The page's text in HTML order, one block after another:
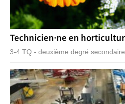
Technicien·ne en
3-4 TQ - deuxième degré secondaire